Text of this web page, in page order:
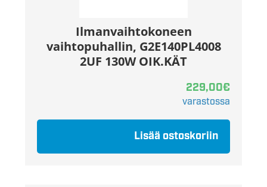
Ilmanvaihtokoneen
vaihtopuhallin, G2E140PL4008
2UF 130W OIK.KÄT
229,00€
varastossa
Lisää ostoskoriin